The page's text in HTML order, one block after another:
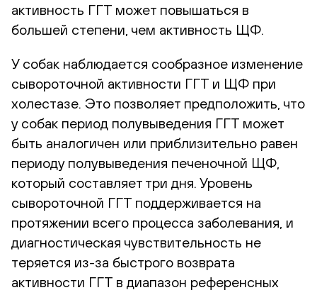
активность ГГТ может повышаться в
большей степени, чем активность ЩФ.
У собак наблюдается сообразное изменение
сывороточной активности ГГТ и ЩФ при
холестазе. Это позволяет предположить, что
у собак период полувыведения ГГТ может
быть аналогичен или приблизительно равен
периоду полувыведения печеночной ЩФ,
который составляет три дня. Уровень
сывороточной ГГТ поддерживается на
протяжении всего процесса заболевания, и
диагностическая чувствительность не
теряется из-за быстрого возврата
активности ГГТ в диапазон референсных